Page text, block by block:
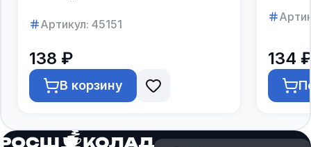
Артикул: 45151
138 ₽
В корзину
134